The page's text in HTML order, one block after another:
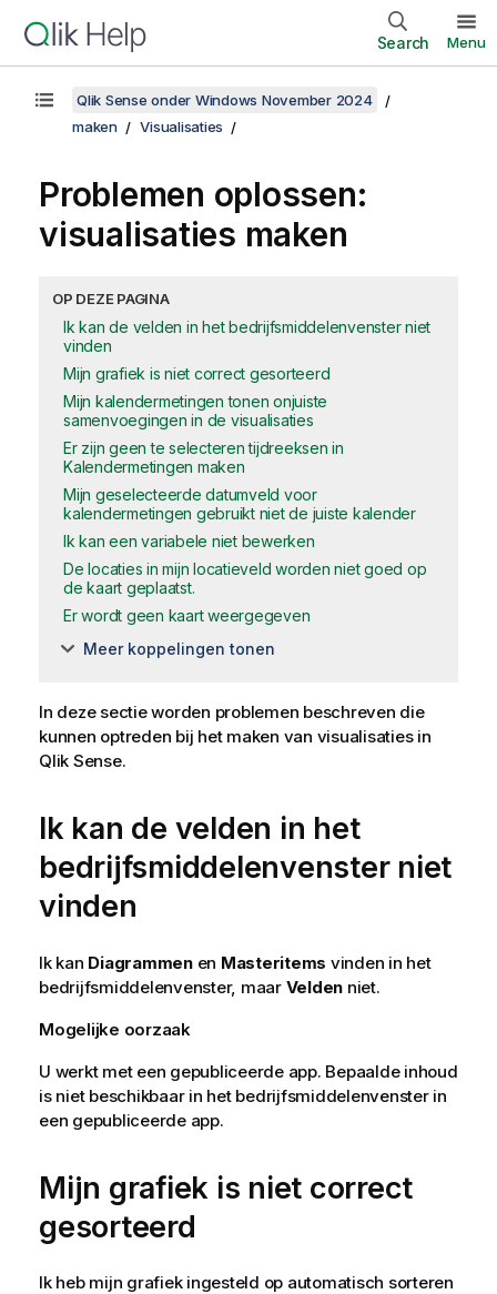
Search Menu
Qlik Sense onder Windows November 2024
maken
Visualisaties
Problemen oplossen:
visualisaties maken
OP DEZE PAGINA
Ik kan de velden in het bedrijfsmiddelenvenster niet
vinden
Mijn grafiek is niet correct gesorteerd
Mijn kalendermetingen tonen onjuiste
samenvoegingen in de visualisaties
Er zijn geen te selecteren tijdreeksen in
Kalendermetingen maken
Mijn geselecteerde datumveld voor
kalendermetingen gebruikt niet de juiste kalender
Ik kan een variabele niet bewerken
De locaties in mijn locatieveld worden niet goed op
de kaart geplaatst.
Er wordt geen kaart weergegeven
Meer koppelingen tonen
In deze sectie worden problemen beschreven die
kunnen optreden bij het maken van visualisaties in
Qlik Sense.
Ik kan de velden in het
bedrijfsmiddelenvenster niet
vinden
Ik kan Diagrammenen Masteritems vinden in het
bedrijfsmiddelenvenster, maar Velden niet.
Mogelijke oorzaak
U werkt met een gepubliceerde app. Bepaalde inhoud
is niet beschikbaar in het bedrijfsmiddelenvenster in
een gepubliceerde app.
Mijn grafiek is niet correct
gesorteerd
Ik heb mijn grafiek ingesteld op automatisch sorteren